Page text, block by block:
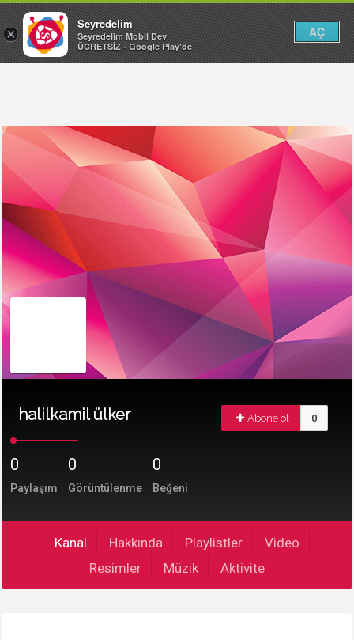
halilkamil ülker Abone ol 0
0
Paylaşım
0
Görüntülenme
0
Beğeni
Kanal Hakkında Playlistler
Video
Resimler
Müzik Aktivite
×
Seyredelim
Seyredelim Mobil Dev
ÜCRETSİZ - Google Play'de
AÇ